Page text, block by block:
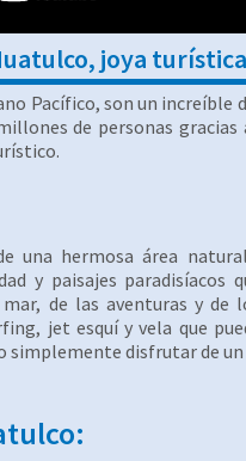
joya
Pacífico, son un
de personas
una hermosa área
y paisajes
de las aventuras y de
jet esquí y vela que
simplemente disfrutar de